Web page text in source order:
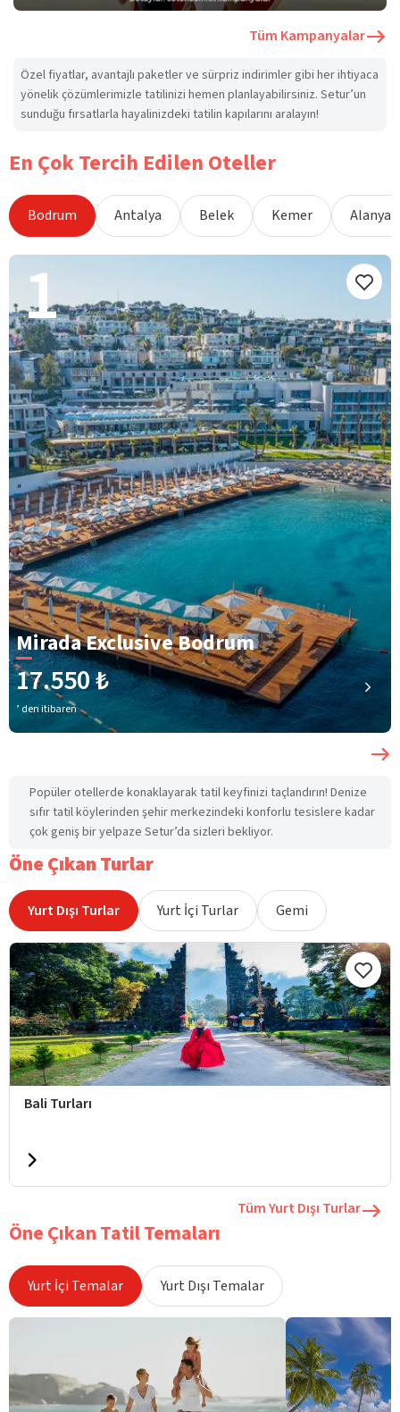
Tüm Kampanyalar
Özel fiyatlar, avantajlı paketler ve sürpriz indirimler gibi her ihtiyaca
yönelik çözümlerimizle tatilinizi hemen planlayabilirsiniz. Setur’un
sunduğu fırsatlarla hayalinizdeki tatilin kapılarını aralayın!
En Çok Tercih Edilen Oteller
Bodrum Antalya Belek Kemer Alanya
1
Mirada Exclusive Bodrum
17.550 ₺
’ den itibaren
Popüler otellerde konaklayarak tatil keyfinizi taçlandırın! Denize
sıfır tatil köylerinden şehir merkezindeki konforlu tesislere kadar
çok geniş bir yelpaze Setur’da sizleri bekliyor.
Öne Çıkan Turlar
Yurt Dışı Turlar Yurt İçi Turlar Gemi
Bali Turları
Tüm Yurt Dışı Turlar
Öne Çıkan Tatil Temaları
Yurt İçi Temalar Yurt Dışı Temalar